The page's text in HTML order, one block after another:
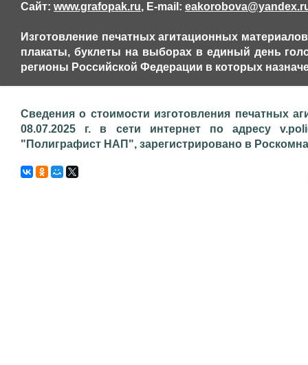
Сайт: www.grafopak.ru, E-mail:
Изготовление печатных агитационных
плакаты, буклеты на выборах в единый день
регионы Российской Федерации в которых
Сведения о стоимости изготовления печатных
08.07.2025 г. в сети интернет по адресу
"Полиграфист НАП", зарегистрировано в